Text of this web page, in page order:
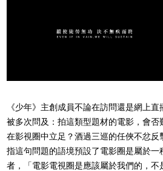
《少年》主創成員不論在訪問還是網上直
被多次問及：拍這類型題材的電影，會否
在影視圈中立足？酒過三巡的任俠不忿反
指這句問題的語境預設了電影圈是屬於一
者 ，「電影電視圈是應該屬於我們的，不